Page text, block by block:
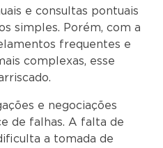
e consultas pontuais
simples. Porém, com a
frequentes e
complexas, esse
e negociações
de falhas. A falta de
a tomada de